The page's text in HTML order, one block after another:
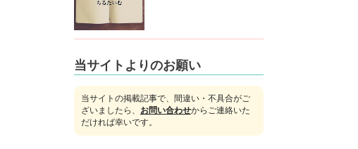
当サイトよりのお願い
当サイトの掲載記事で、間違い・不具合がご
ざいましたら、 お問い合わせからご連絡いた
だければ幸いです。